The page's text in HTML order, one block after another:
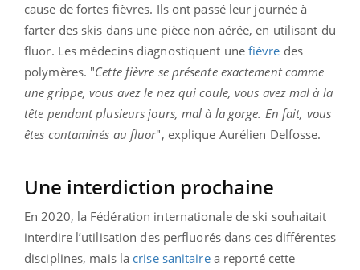
cause de fortes fièvres. Ils ont passé leur journée à
farter des skis dans une pièce non aérée, en utilisant du
fluor. Les médecins diagnostiquent une fièvre des
polymères. "Cette fièvre se présente exactement comme
une grippe, vous avez le nez qui coule, vous avez mal à la
tête pendant plusieurs jours, mal à la gorge. En fait, vous
êtes contaminés au fluor", explique Aurélien Delfosse.
Une interdiction prochaine
En 2020, la Fédération internationale de ski souhaitait
interdire l’utilisation des perfluorés dans ces différentes
disciplines, mais la crise sanitairea reporté cette